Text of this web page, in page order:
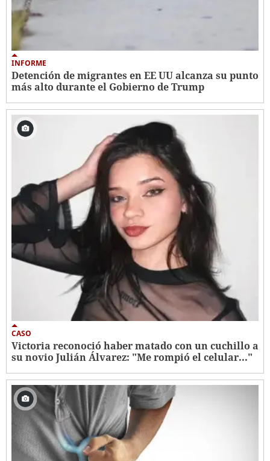
INFORME
Detención de migrantes en EE UU alcanza su punto
más alto durante el Gobierno de Trump
CASO
Victoria reconoció haber matado con un cuchillo a
su novio Julián Álvarez: "Me rompió el celular..."